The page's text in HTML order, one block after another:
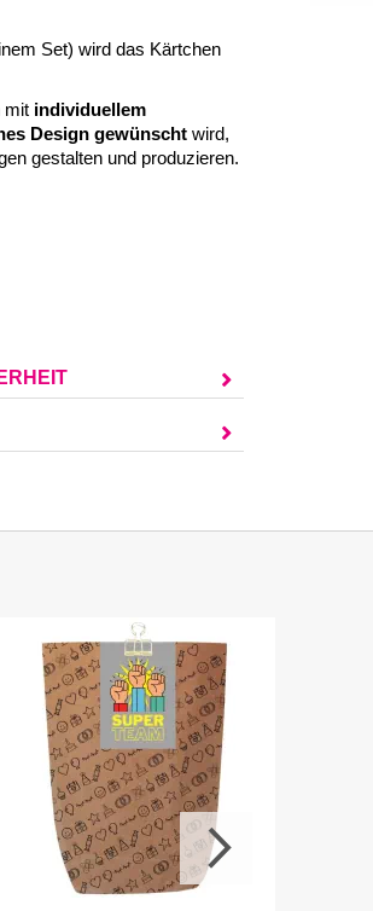
Set) wird das Kärtchen
mit individuellem
Design gewünscht wird,
gestalten und produzieren.